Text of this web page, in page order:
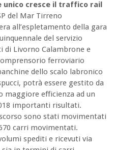
unico cresce il traffico rail
del Mar Tirreno
all’espletamento della gara
del servizio
Livorno Calambrone e
ferroviario
dello scalo labronico
potrà essere gestito da
maggiore efficienza ad un
importanti risultati.
scorso sono stati movimentati
carri movimentati.
spediti e ricevuti via